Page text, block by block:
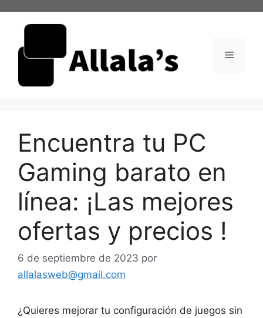
Menú
Encuentra tu PC
Gaming barato en
línea: ¡Las mejores
ofertas y precios !
6 de septiembre de 2023 por
allalasweb@gmail.com
¿Quieres mejorar tu configuración de juegos sin